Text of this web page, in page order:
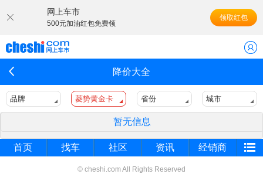
网上车市
500元加油红包免费领
领取红包
降价大全
品牌 菱势黄金卡 省份 城市
暂无信息
首页 找车 社区 资讯 经销商
© cheshi.com All Rights Reserved